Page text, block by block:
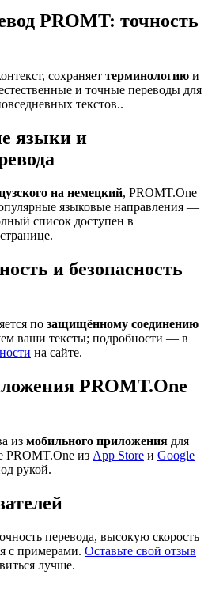
PROMT: точность
сохраняет терминологию и
и точные переводы для
текстов..
языки и
на немецкий, PROMT.One
языковые направления —
список доступен в
и безопасность
по защищённому соединению
ваши тексты; подробности — в
на сайте.
PROMT.One
из мобильного приложения для
PROMT.One из App Store и Google
рукой.
перевода, высокую скорость
с примерами. Оставьте свой отзыв
лучше.